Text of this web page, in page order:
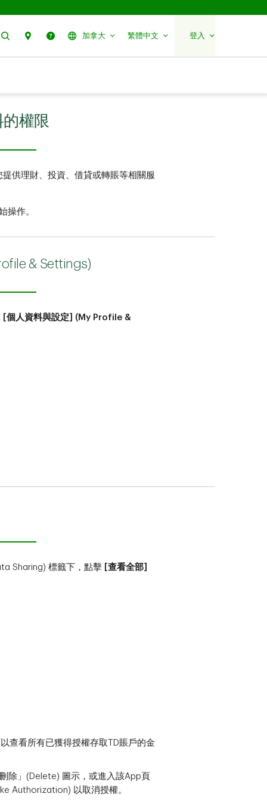
搜尋 聯絡我們幫助 加拿大 繁體中文 登入
權限
供理財、投資、借貸或轉賬等相關服
操作。
& Settings)
[個人資料與設定] (My Profile &
Sharing) 標籤下，點擊 [查看全部]
查看所有已獲得授權存取TD賬戶的金
除」(Delete) 圖示，或進入該App頁
Authorization) 以取消授權。